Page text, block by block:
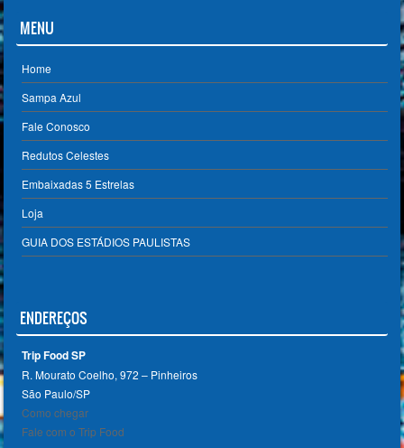
MENU
Home
Sampa Azul
Fale Conosco
Redutos Celestes
Embaixadas 5 Estrelas
Loja
GUIA DOS ESTÁDIOS PAULISTAS
ENDEREÇOS
Trip Food SP
R. Mourato Coelho, 972 – Pinheiros
São Paulo/SP ‎
Como chegar
Fale com o Trip Food